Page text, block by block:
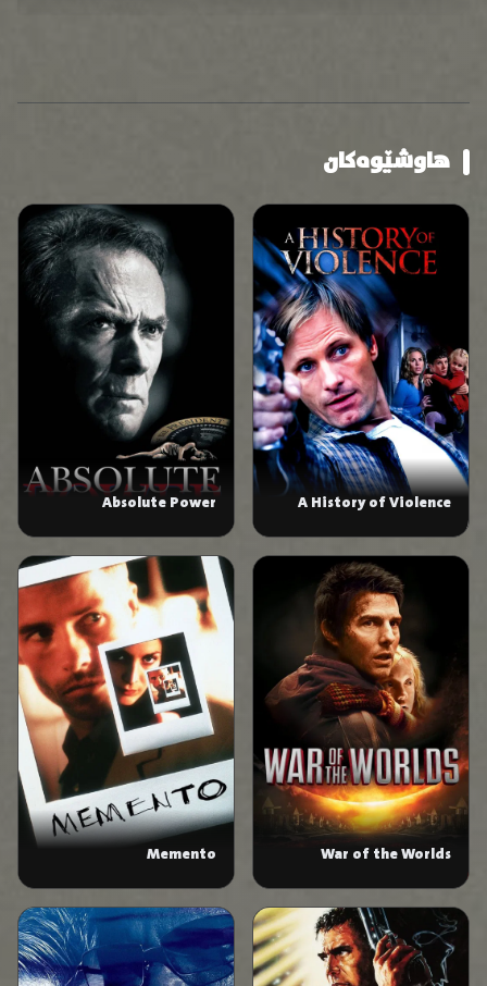
هاوشێوەکان
A History of Violence
Absolute Power
War of the Worlds
Memento